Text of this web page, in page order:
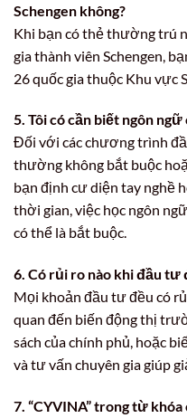
Schengen không?
Khi bạn có thẻ thường trú
gia thành viên Schengen,
26 quốc gia thuộc Khu vực
5. Tôi có cần biết ngôn
Đối với các chương trình
thường không bắt buộc
bạn định cư diện tay nghề
thời gian, việc học ngôn
có thể là bắt buộc.
6. Có rủi ro nào khi đầu tư
Mọi khoản đầu tư đều có
quan đến biến động thị
sách của chính phủ, hoặc
và tư vấn chuyên gia giúp
7. “CYVINA” trong từ khóa